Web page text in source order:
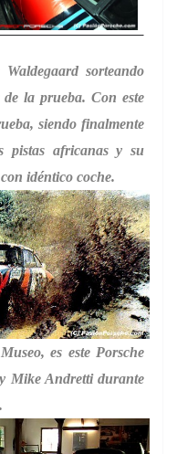
sorteando
de la prueba. Con este
siendo finalmente
pistas africanas y su
idéntico coche.
es este Porsche
Mike Andretti durante